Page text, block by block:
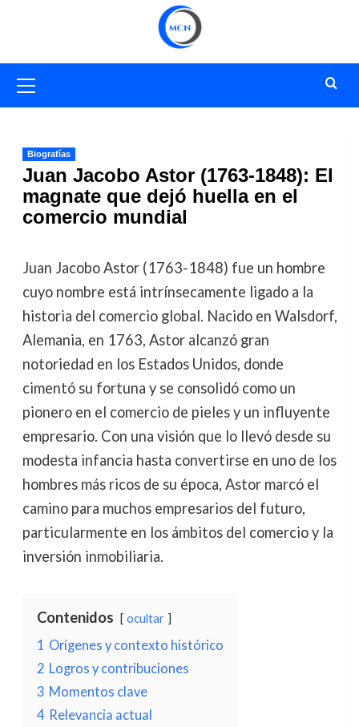
primario
Biografías
Juan Jacobo Astor (1763-1848): El
magnate que dejó huella en el
comercio mundial
Juan Jacobo Astor (1763-1848) fue un hombre
cuyo nombre está intrínsecamente ligado a la
historia del comercio global. Nacido en Walsdorf,
Alemania, en 1763, Astor alcanzó gran
notoriedad en los Estados Unidos, donde
cimentó su fortuna y se consolidó como un
pionero en el comercio de pieles y un influyente
empresario. Con una visión que lo llevó desde su
modesta infancia hasta convertirse en uno de los
hombres más ricos de su época, Astor marcó el
camino para muchos empresarios del futuro,
particularmente en los ámbitos del comercio y la
inversión inmobiliaria.
Contenidos ocultar
1 Orígenes y contexto histórico
2 Logros y contribuciones
3 Momentos clave
4 Relevancia actual